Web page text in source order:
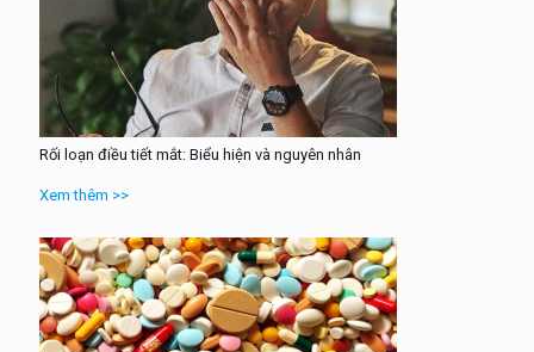
Rối loạn điều tiết mắt: Biểu hiện và nguyên nhân
Xem thêm >>